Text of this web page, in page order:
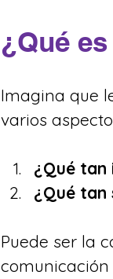
¿Qué
Imagina que
varios
¿Qué tan
¿Qué tan
Puede ser la